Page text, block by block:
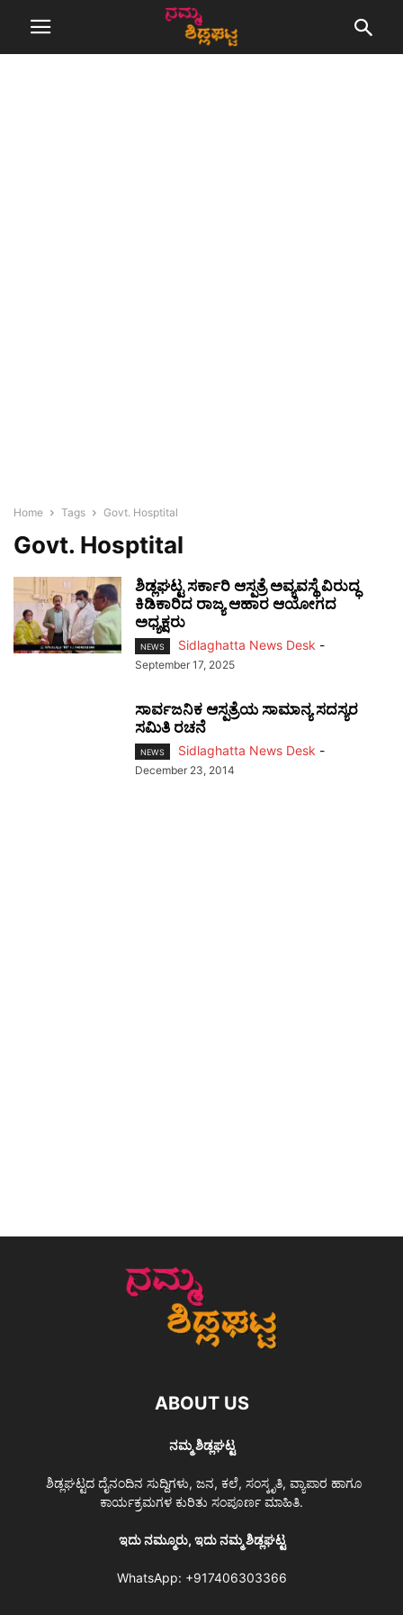
Home Tags Govt. Hosptital
Govt. Hosptital
ಶಿಡ್ಲಘಟ್ಟ ಸರ್ಕಾರಿ ಆಸ್ಪತ್ರೆ ಅವ್ಯವಸ್ಥೆ ವಿರುದ್ಧ
ಕಿಡಿಕಾರಿದ ರಾಜ್ಯ ಆಹಾರ ಆಯೋಗದ
ಅಧ್ಯಕ್ಷರು
NEWS Sidlaghatta News Desk -
September 17, 2025
ಸಾರ್ವಜನಿಕ ಆಸ್ಪತ್ರೆಯ ಸಾಮಾನ್ಯ ಸದಸ್ಯರ
ಸಮಿತಿ ರಚನೆ
NEWS Sidlaghatta News Desk -
December 23, 2014
ABOUT US
ನಮ್ಮ ಶಿಡ್ಲಘಟ್ಟ
ಶಿಡ್ಲಘಟ್ಟದ ದೈನಂದಿನ ಸುದ್ದಿಗಳು, ಜನ, ಕಲೆ, ಸಂಸ್ಕೃತಿ, ವ್ಯಾಪಾರ ಹಾಗೂ
ಕಾರ್ಯಕ್ರಮಗಳ ಕುರಿತು ಸಂಪೂರ್ಣ ಮಾಹಿತಿ.
ಇದು ನಮ್ಮೂರು, ಇದು ನಮ್ಮ ಶಿಡ್ಲಘಟ್ಟ
WhatsApp: +917406303366